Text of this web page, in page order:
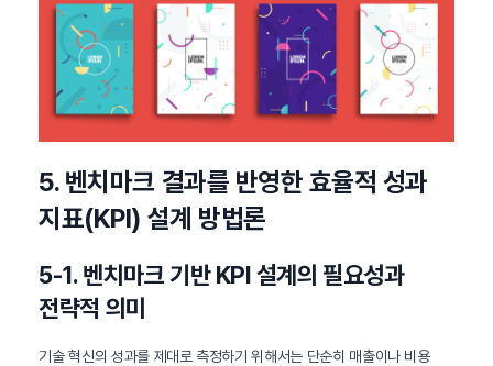
5. 벤치마크 결과를 반영한 효율적 성과
지표(KPI) 설계 방법론
5-1. 벤치마크 기반 KPI 설계의 필요성과
전략적 의미
기술 혁신의 성과를 제대로 측정하기 위해서는 단순히 매출이나 비용